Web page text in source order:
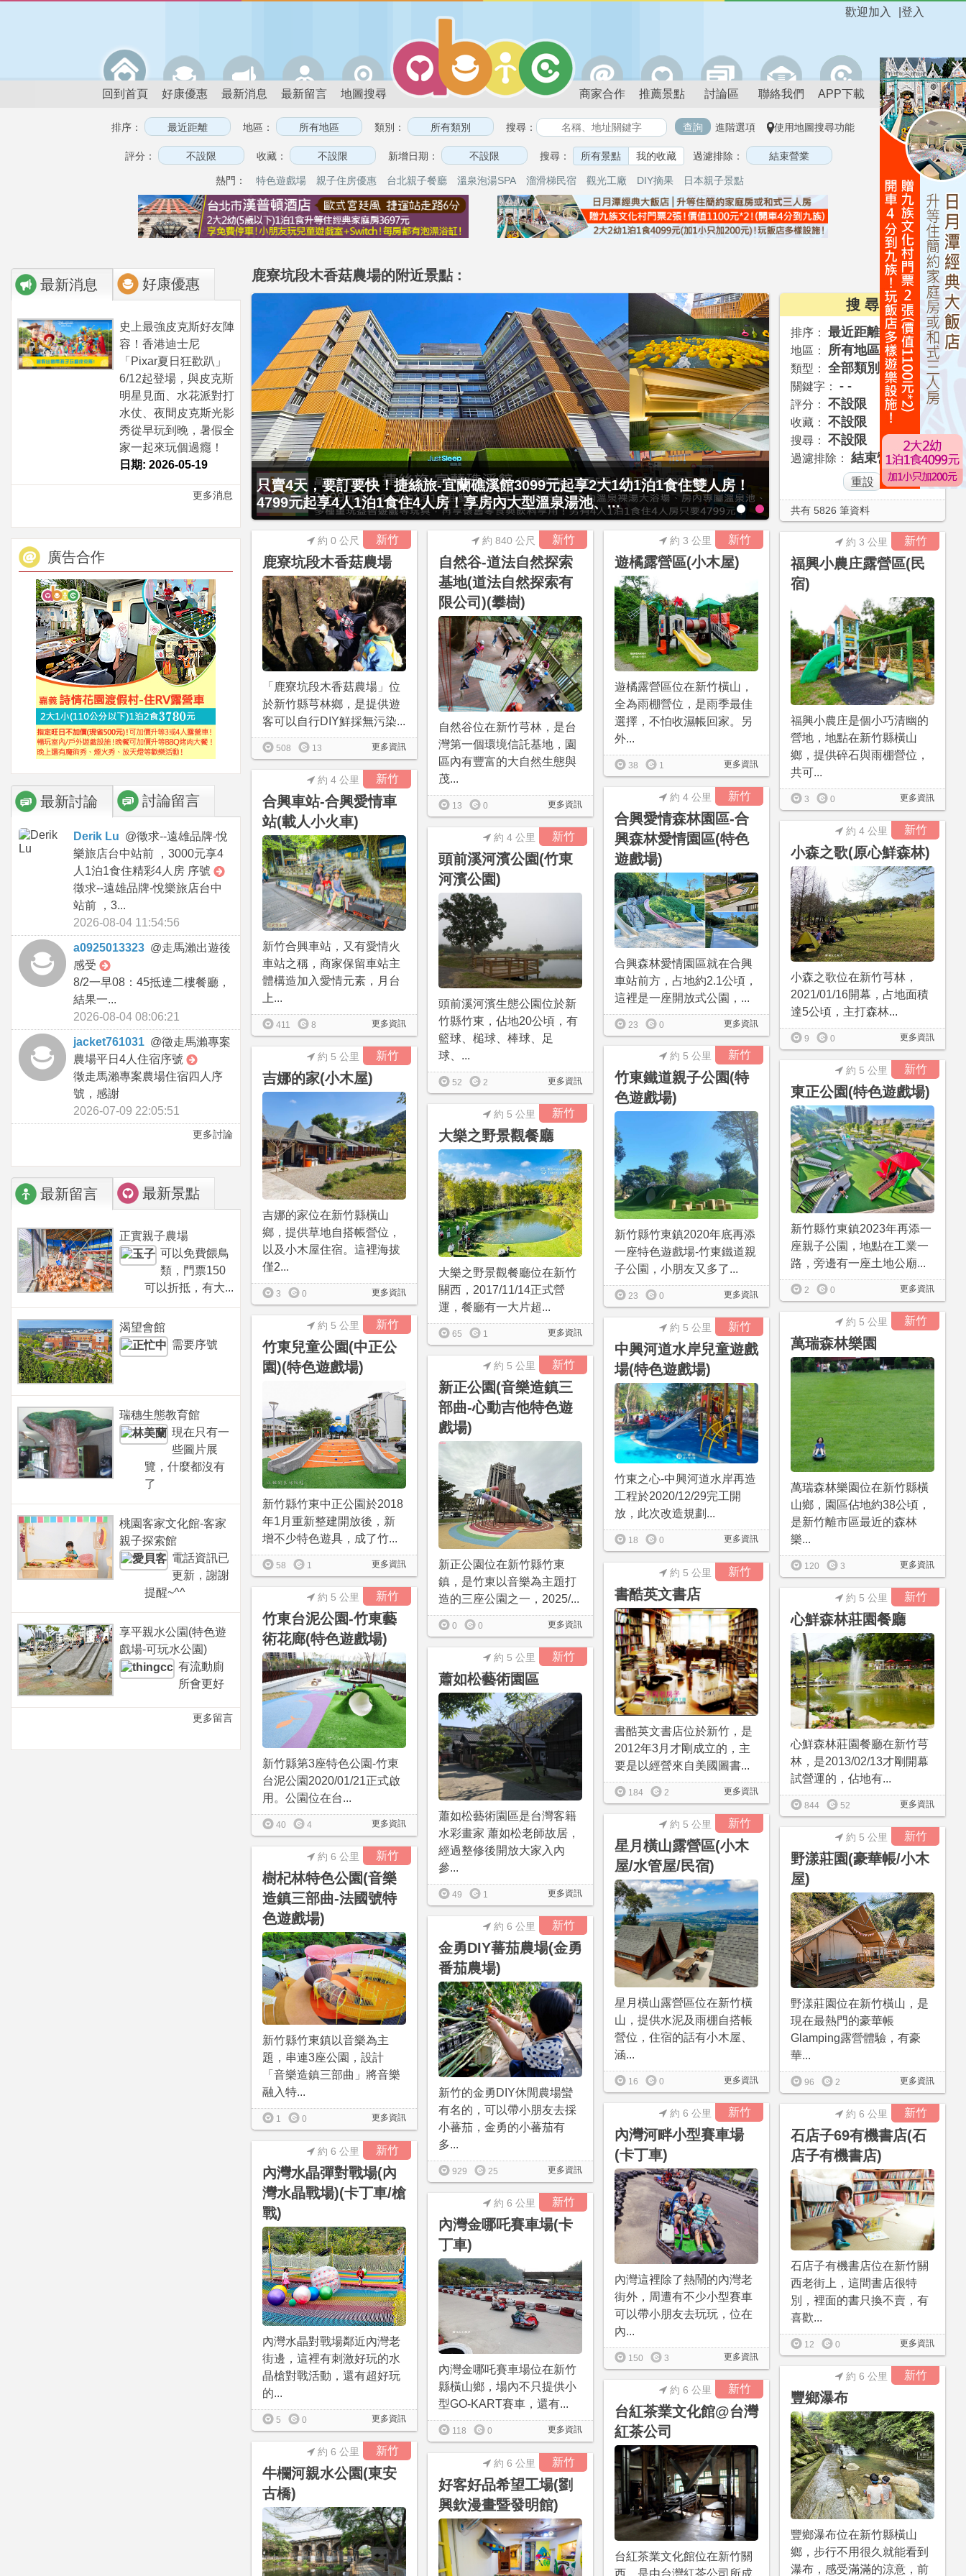
登入
歡迎加入
回到首頁 好康優惠 最新消息 最新留言 地圖搜尋 商家合作 推薦景點 討論區 聯絡我們 APP下載
排序： 地區： 類別： 搜尋： 進階選項 使用地圖搜尋功能
評分： 收藏： 新增日期： 搜尋： 所有景點 我的收藏 過濾排除：
熱門： 特色遊戲場 親子住房優惠 台北親子餐廳 溫泉泡湯SPA 溜滑梯民宿 觀光工廠 DIY摘果 日本親子景點
最新消息 好康優惠
史上最強皮克斯好友陣
容！香港迪士尼
「Pixar夏日狂歡趴」
6/12起登場，與皮克斯
明星見面、水花派對打
水仗、夜間皮克斯光影
秀從早玩到晚，暑假全
家一起來玩個過癮！
日期: 2026-05-19
更多消息
廣告合作
最新討論 討論留言
Derik Lu @徵求--遠雄品牌-悅
樂旅店台中站前 ，3000元享4
人1泊1食住精彩4人房 序號
徵求--遠雄品牌-悅樂旅店台中
站前 ，3...
2026-08-04 11:54:56
a0925013323 @走馬瀨出遊後
感受
8/2一早08：45抵達二樓餐廳，
結果一...
2026-08-04 08:06:21
jacket761031 @徵走馬瀨專案
農場平日4人住宿序號
徵走馬瀨專案農場住宿四人序
號，感謝
2026-07-09 22:05:51
更多討論
最新留言 最新景點
正實親子農場
可以免費餵鳥
類，門票150
可以折抵，有大...
渴望會館
需要序號
瑞穗生態教育館
現在只有一
些圖片展
覽，什麼都沒有
了
桃園客家文化館-客家
親子探索館
電話資訊已
更新，謝謝
提醒~^^
享平親水公園(特色遊
戲場-可玩水公園)
有流動廁
所會更好
更多留言
鹿寮坑段木香菇農場的附近景點 :
贈九族文化村門票2張(總價值1100元*2)！4099元享日月潭經典大飯店范特奇堡2
大2幼(115公分以下)1泊1食升等住簡約家庭房或...
只賣4天，要訂要快！捷絲旅-宜蘭礁溪館3099元起享2大1幼1泊1食住雙人房！
4799元起享4人1泊1食住4人房！享房內大型溫泉湯池、...
搜 尋
排序： 最近距離
地區： 所有地區
類型： 全部類別
關鍵字： - -
評分： 不設限
收藏： 不設限
搜尋： 不設限
過濾排除： 結束營業
共有 5826 筆資料
新竹
鹿寮坑段木香菇農場
約 0 公尺
「鹿寮坑段木香菇農場」位
於新竹縣芎林鄉，是提供遊
客可以自行DIY鮮採無污染...
更多資訊
508 13
新竹
自然谷-道法自然探索
基地(道法自然探索有
限公司)(攀樹)
約 840 公尺
自然谷位在新竹芎林，是台
灣第一個環境信託基地，園
區內有豐富的大自然生態與
茂...
更多資訊
13 0
新竹
遊橘露營區(小木屋)
約 3 公里
遊橘露營區位在新竹橫山，
全為雨棚營位，是雨季最佳
選擇，不怕收濕帳回家。另
外...
更多資訊
38 1
新竹
福興小農庄露營區(民
宿)
約 3 公里
福興小農庄是個小巧清幽的
營地，地點在新竹縣橫山
鄉，提供碎石與雨棚營位，
共可...
更多資訊
3 0
新竹
合興車站-合興愛情車
站(載人小火車)
約 4 公里
新竹合興車站，又有愛情火
車站之稱，商家保留車站主
體構造加入愛情元素，月台
上...
更多資訊
411 8
新竹
合興愛情森林園區-合
興森林愛情園區(特色
遊戲場)
約 4 公里
合興森林愛情園區就在合興
車站前方，占地約2.1公頃，
這裡是一座開放式公園，...
更多資訊
23 0
新竹
小森之歌(原心鮮森林)
約 4 公里
小森之歌位在新竹芎林，
2021/01/16開幕，占地面積
達5公頃，主打森林...
更多資訊
9 0
新竹
頭前溪河濱公園(竹東
河濱公園)
約 4 公里
頭前溪河濱生態公園位於新
竹縣竹東，佔地20公頃，有
籃球、槌球、棒球、足
球、...
更多資訊
52 2
新竹
竹東鐵道親子公園(特
色遊戲場)
約 5 公里
新竹縣竹東鎮2020年底再添
一座特色遊戲場-竹東鐵道親
子公園，小朋友又多了...
更多資訊
23 0
新竹
吉娜的家(小木屋)
約 5 公里
吉娜的家位在新竹縣橫山
鄉，提供草地自搭帳營位，
以及小木屋住宿。這裡海拔
僅2...
更多資訊
3 0
新竹
東正公園(特色遊戲場)
約 5 公里
新竹縣竹東鎮2023年再添一
座親子公園，地點在工業一
路，旁邊有一座土地公廟...
更多資訊
2 0
新竹
大樂之野景觀餐廳
約 5 公里
大樂之野景觀餐廳位在新竹
關西，2017/11/14正式營
運，餐廳有一大片超...
更多資訊
65 1
新竹
萬瑞森林樂園
約 5 公里
萬瑞森林樂園位在新竹縣橫
山鄉，園區佔地約38公頃，
是新竹離市區最近的森林
樂...
更多資訊
120 3
新竹
竹東兒童公園(中正公
園)(特色遊戲場)
約 5 公里
新竹縣竹東中正公園於2018
年1月重新整建開放後，新
增不少特色遊具，成了竹...
更多資訊
58 1
新竹
中興河道水岸兒童遊戲
場(特色遊戲場)
約 5 公里
竹東之心-中興河道水岸再造
工程於2020/12/29完工開
放，此次改造規劃...
更多資訊
18 0
新竹
新正公園(音樂造鎮三
部曲-心動吉他特色遊
戲場)
約 5 公里
新正公園位在新竹縣竹東
鎮，是竹東以音樂為主題打
造的三座公園之一，2025/...
更多資訊
0 0
新竹
書酷英文書店
約 5 公里
書酷英文書店位於新竹，是
2012年3月才剛成立的，主
要是以經營來自美國圖書...
更多資訊
184 2
新竹
竹東台泥公園-竹東藝
術花廊(特色遊戲場)
約 5 公里
新竹縣第3座特色公園-竹東
台泥公園2020/01/21正式啟
用。公園位在台...
更多資訊
40 4
新竹
心鮮森林莊園餐廳
約 5 公里
心鮮森林莊園餐廳在新竹芎
林，是2013/02/13才剛開幕
試營運的，佔地有...
更多資訊
844 52
新竹
蕭如松藝術園區
約 5 公里
蕭如松藝術園區是台灣客籍
水彩畫家 蕭如松老師故居，
經過整修後開放大家入內
參...
更多資訊
49 1
新竹
星月橫山露營區(小木
屋/水管屋/民宿)
約 5 公里
星月橫山露營區位在新竹橫
山，提供水泥及雨棚自搭帳
營位，住宿的話有小木屋、
涵...
更多資訊
16 0
新竹
野漾莊園(豪華帳/小木
屋)
約 5 公里
野漾莊園位在新竹橫山，是
現在最熱門的豪華帳
Glamping露營體驗，有豪
華...
更多資訊
96 2
新竹
樹杞林特色公園(音樂
造鎮三部曲-法國號特
色遊戲場)
約 6 公里
新竹縣竹東鎮以音樂為主
題，串連3座公園，設計
「音樂造鎮三部曲」將音樂
融入特...
更多資訊
1 0
新竹
金勇DIY蕃茄農場(金勇
番茄農場)
約 6 公里
新竹的金勇DIY休閒農場蠻
有名的，可以帶小朋友去採
小蕃茄，金勇的小蕃茄有
多...
更多資訊
929 25
新竹
內灣河畔小型賽車場
(卡丁車)
約 6 公里
內灣這裡除了熱鬧的內灣老
街外，周遭有不少小型賽車
可以帶小朋友去玩玩，位在
內...
更多資訊
150 3
新竹
石店子69有機書店(石
店子有機書店)
約 6 公里
石店子有機書店位在新竹關
西老街上，這間書店很特
別，裡面的書只換不賣，有
喜歡...
更多資訊
12 0
新竹
內灣水晶彈對戰場(內
灣水晶戰場)(卡丁車/槍
戰)
約 6 公里
內灣水晶對戰場鄰近內灣老
街邊，這裡有刺激好玩的水
晶槍對戰活動，還有超好玩
的...
更多資訊
5 0
新竹
內灣金哪吒賽車場(卡
丁車)
約 6 公里
內灣金哪吒賽車場位在新竹
縣橫山鄉，場內不只提供小
型GO-KART賽車，還有...
更多資訊
118 0
新竹
豐鄉瀑布
約 6 公里
豐鄉瀑布位在新竹縣橫山
鄉，步行不用很久就能看到
瀑布，感受滿滿的涼意，前
新竹
台紅茶業文化館@台灣
紅茶公司
約 6 公里
台紅茶業文化館位在新竹關
新竹
牛欄河親水公園(東安
古橋)
約 6 公里
新竹
好客好品希望工場(劉
興欽漫畫暨發明館)
約 6 公里